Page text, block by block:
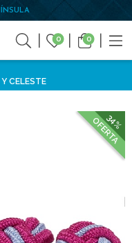
0 0
CELESTE
34%
OFERTA